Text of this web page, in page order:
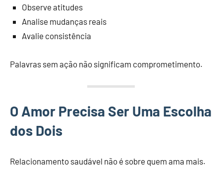
Observe atitudes
Analise mudanças reais
Avalie consistência
Palavras sem ação não significam comprometimento.
O Amor Precisa Ser Uma Escolha
dos Dois
Relacionamento saudável não é sobre quem ama mais.